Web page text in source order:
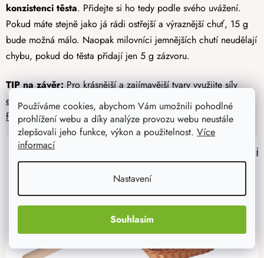
Používáme cookies, abychom Vám umožnili pohodlné
prohlížení webu a díky analýze provozu webu neustále
zlepšovali jeho funkce, výkon a použitelnost. Více
informací
Nastavení
Souhlasím
konzistenci těsta. Přidejte si ho tedy podle svého uvážení.
Pokud máte stejně jako já rádi ostřejší a výraznější chuť, 15 g
bude možná málo. Naopak milovníci jemnějších chutí neudělají
chybu, pokud do těsta přidají jen 5 g zázvoru.
TIP na závěr:Pro krásnější a zajímavější tvary využijte síly
embosovaných válečků
razítek na těsto a tradičních
dřevěných
forem na perníky.